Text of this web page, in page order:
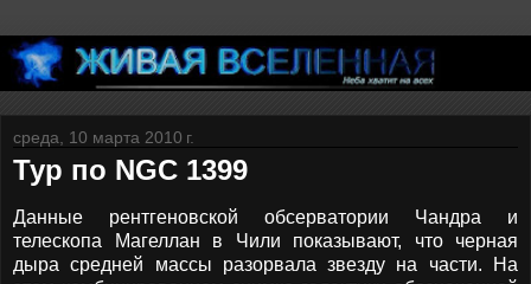
среда, 10 марта 2010 г.
Тур по NGC 1399
Данные рентгеновской обсерватории Чандра и
телескопа Магеллан в Чили показывают, что черная
дыра средней массы разорвала звезду на части. На